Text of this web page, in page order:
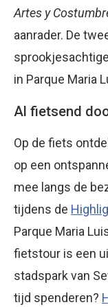
Artes y
aanrader. De
in Parque Maria
Al fietsend
Op de fiets
op een
mee langs de
tijdens de
Parque Maria
fietstour is een
stadspark van
tijd spenderen?